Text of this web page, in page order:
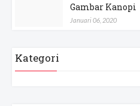
Gambar Kanopi
Januari 06, 2020
Kategori